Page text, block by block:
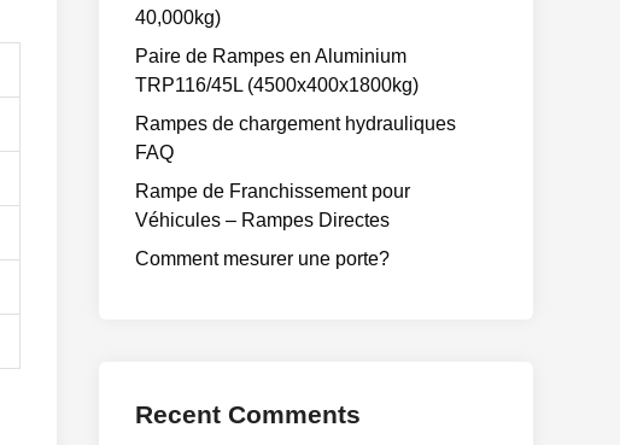
40,000kg)
Paire de Rampes en Aluminium
TRP116/45L (4500x400x1800kg)
Rampes de chargement hydrauliques
FAQ
Rampe de Franchissement pour
Véhicules – Rampes Directes
Comment mesurer une porte?
Recent Comments